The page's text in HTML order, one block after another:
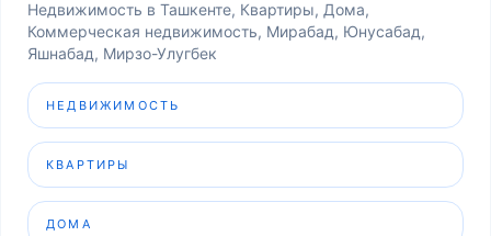
Недвижимость в Ташкенте, Квартиры, Дома,
Коммерческая недвижимость, Мирабад, Юнусабад,
Яшнабад, Мирзо-Улугбек
НЕДВИЖИМОСТЬ
КВАРТИРЫ
ДОМА